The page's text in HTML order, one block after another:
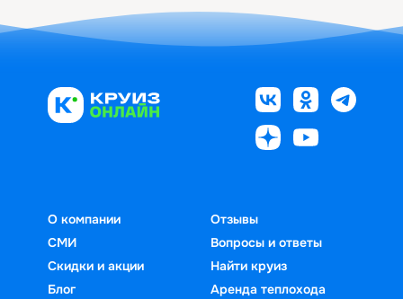
О компании
СМИ
Скидки и акции
Блог
Отзывы
Вопросы и ответы
Найти круиз
Аренда теплохода